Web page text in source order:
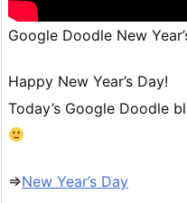
Google Doodle New
Happy New Year’s Day!
Today’s Google Doodle
⇒New Year’s Day